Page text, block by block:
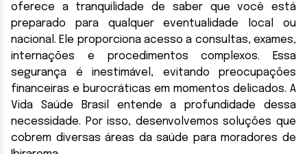
oferece a tranquilidade de saber que você está
preparado para qualquer eventualidade local ou
nacional. Ele proporciona acesso a consultas, exames,
internações e procedimentos complexos. Essa
segurança é inestimável, evitando preocupações
financeiras e burocráticas em momentos delicados. A
Vida Saúde Brasil entende a profundidade dessa
necessidade. Por isso, desenvolvemos soluções que
cobrem diversas áreas da saúde para moradores de